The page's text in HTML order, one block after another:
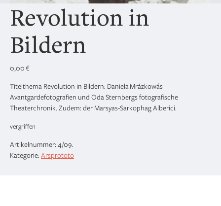
Revolution in
Bildern
0,00€
Titelthema Revolution in Bildern: Daniela Mrázkowás
Avantgardefotografien und Oda Sternbergs fotografische
Theaterchronik. Zudem: der Marsyas-Sarkophag Alberici.
vergriffen
Artikelnummer: 4/09.
Kategorie: Arsprototo